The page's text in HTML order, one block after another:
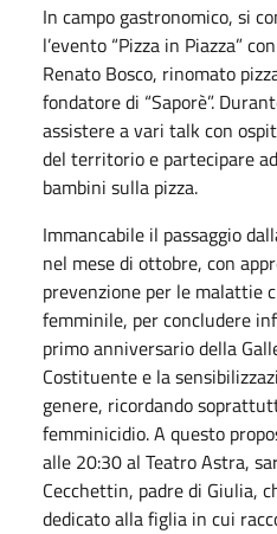
In campo gastronomico, si
l’evento “Pizza in Piazza”
Renato Bosco, rinomato
fondatore di “Saporè”.
assistere a vari talk con
del territorio e partecipare
bambini sulla pizza.
Immancabile il passaggio
nel mese di ottobre, con
prevenzione per le malattie
femminile, per concludere
primo anniversario della
Costituente e la
genere, ricordando
femminicidio. A questo
alle 20:30 al Teatro Astra,
Cecchettin, padre di Giulia,
dedicato alla figlia in cui